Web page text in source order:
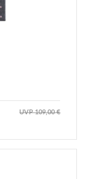
UVP 109,00 €